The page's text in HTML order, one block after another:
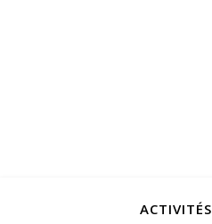
ACTIVITÉS